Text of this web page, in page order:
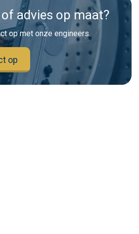
advies op maat?
op met onze engineers.
op